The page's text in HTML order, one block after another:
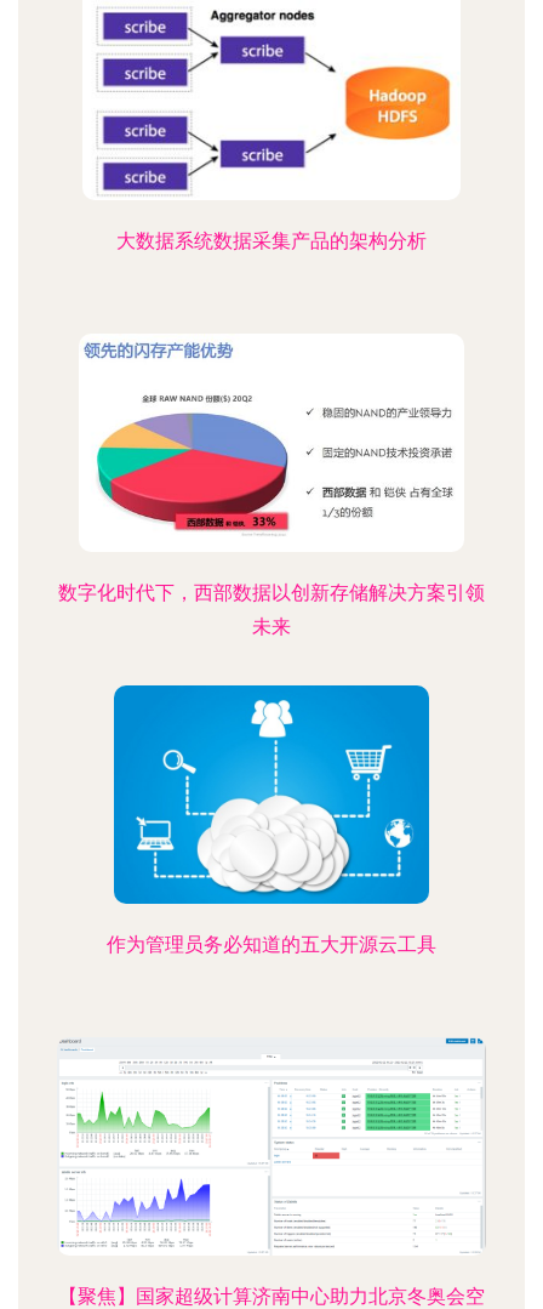
大数据系统数据采集产品的架构分析
数字化时代下，西部数据以创新存储解决方案引领
未来
作为管理员务必知道的五大开源云工具
【聚焦】国家超级计算济南中心助力北京冬奥会空